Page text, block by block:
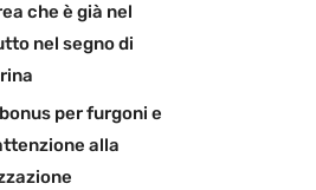
che è già nel
nel segno di
per furgoni e
alla